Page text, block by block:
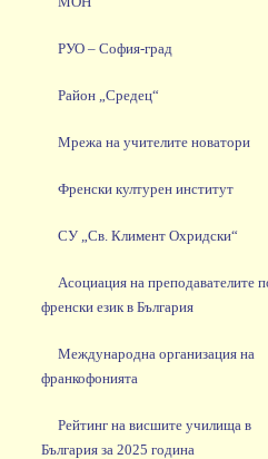
РУО – София-град
Район „Средец“
Мрежа на учителите новатори
Френски културен институт
СУ „Св. Климент Охридски“
Асоциация на преподавателите
френски език в България
Международна организация на
франкофонията
Рейтинг на висшите училища в
България за 2025 година